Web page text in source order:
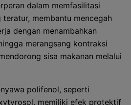
dalam memfasilitasi
teratur, membantu mencegah
dengan menambahkan
merangsang kontraksi
sisa makanan melalui
polifenol, seperti
memiliki efek protektif